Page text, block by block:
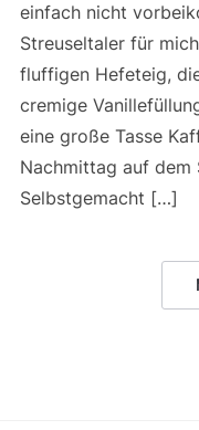
einfach nicht
Streuseltaler für
fluffigen Hefeteig,
cremige
eine große Tasse
Nachmittag auf dem
Selbstgemacht […]